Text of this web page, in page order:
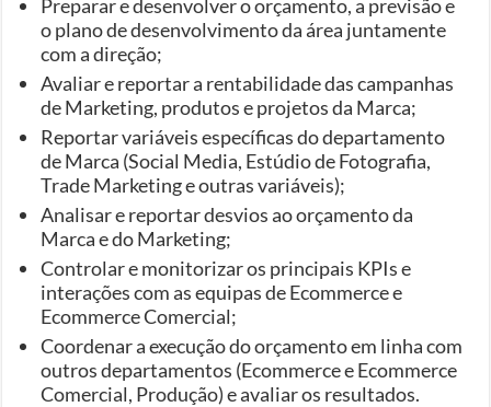
Preparar e desenvolver o orçamento, a previsão e
o plano de desenvolvimento da área juntamente
com a direção;
Avaliar e reportar a rentabilidade das campanhas
de Marketing, produtos e projetos da Marca;
Reportar variáveis específicas do departamento
de Marca (Social Media, Estúdio de Fotografia,
Trade Marketing e outras variáveis);
Analisar e reportar desvios ao orçamento da
Marca e do Marketing;
Controlar e monitorizar os principais KPIs e
interações com as equipas de Ecommerce e
Ecommerce Comercial;
Coordenar a execução do orçamento em linha com
outros departamentos (Ecommerce e Ecommerce
Comercial, Produção) e avaliar os resultados.